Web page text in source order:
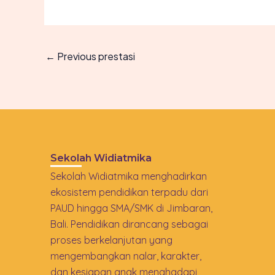
← Previous prestasi
Sekolah Widiatmika
Sekolah Widiatmika menghadirkan
ekosistem pendidikan terpadu dari
PAUD hingga SMA/SMK di Jimbaran,
Bali. Pendidikan dirancang sebagai
proses berkelanjutan yang
mengembangkan nalar, karakter,
dan kesiapan anak menghadapi